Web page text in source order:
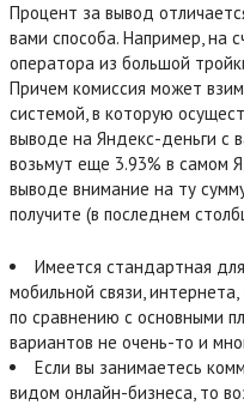
Процент за вывод
вами способа. Например, на
оператора из большой
Причем комиссия может
системой, в которую
выводе на Яндекс-деньги с
возьмут еще 3.93% в самом
выводе внимание на ту
получите (в последнем
Имеется стандартная
мобильной связи,
по сравнению с основными
вариантов не очень-то и
Если вы занимаетесь
видом онлайн-бизнеса, то